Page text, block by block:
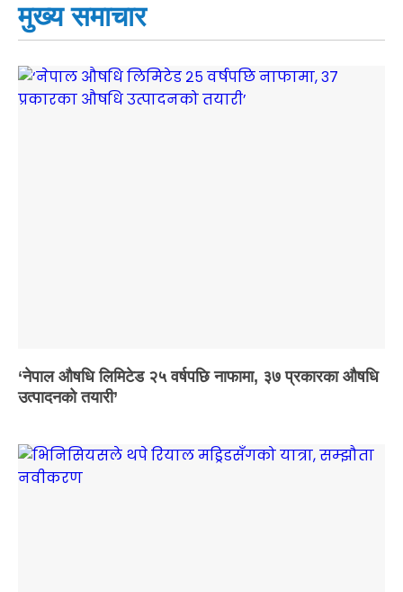
मुख्य समाचार
‘नेपाल औषधि लिमिटेड २५ वर्षपछि नाफामा, ३७ प्रकारका औषधि
उत्पादनको तयारी’